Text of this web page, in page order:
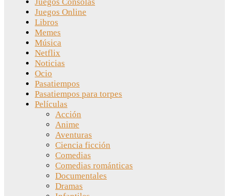
Juegos Online
Libros
Memes
Música
Netflix
Noticias
Ocio
Pasatiempos
Pasatiempos para torpes
Películas
Acción
Anime
Aventuras
Ciencia ficción
Comedias
Comedias románticas
Documentales
Dramas